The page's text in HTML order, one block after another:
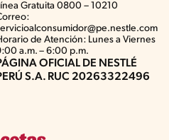
Gratuita 0800 – 10210
de Atención: Lunes a Viernes
a.m. – 6:00 p.m.
OFICIAL DE NESTLÉ
S.A. RUC 20263322496